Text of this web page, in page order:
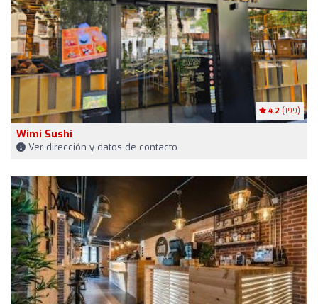
4.2 (199)
Wimi Sushi
Ver dirección y datos de contacto